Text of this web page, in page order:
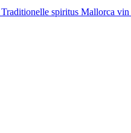
Traditionelle spiritus Mallorca vin